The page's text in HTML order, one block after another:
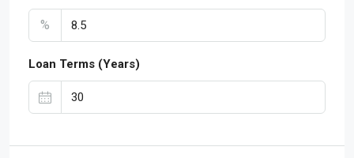
%
Loan Terms (Years)